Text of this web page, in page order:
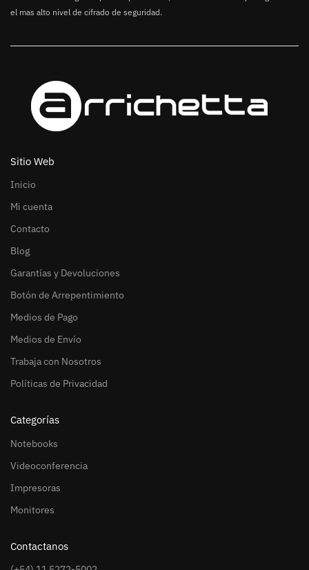
el mas alto nivel de cifrado de seguridad.
Sitio Web
Inicio
Mi cuenta
Contacto
Blog
Garantías y Devoluciones
Botón de Arrepentimiento
Medios de Pago
Medios de Envío
Trabaja con Nosotros
Políticas de Privacidad
Categorías
Notebooks
Videoconferencia
Impresoras
Monitores
Contactanos